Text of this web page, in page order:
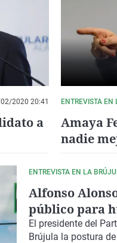
2020 20:41
a
ENTREVISTA
Amaya
nadie
Vasco"
ENTREVISTA EN LA
Alfonso
público para
El presidente del
Brújula la postura